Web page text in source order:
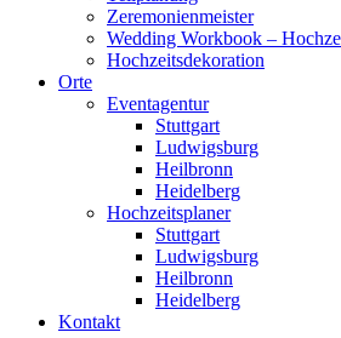
Zeremonienmeister
Wedding Workbook –
Hochzeitsdekoration
Orte
Eventagentur
Stuttgart
Ludwigsburg
Heilbronn
Heidelberg
Hochzeitsplaner
Stuttgart
Ludwigsburg
Heilbronn
Heidelberg
Kontakt